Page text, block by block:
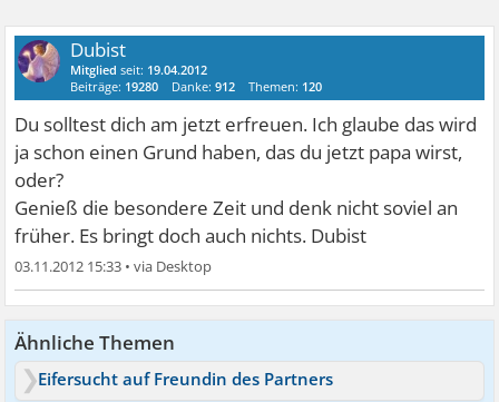
Dubist
Mitglied seit: 19.04.2012
Beiträge: 19280 Danke:912 Themen: 120
Du solltest dich am jetzt erfreuen. Ich glaube das wird
ja schon einen Grund haben, das du jetzt papa wirst,
oder?
Genieß die besondere Zeit und denk nicht soviel an
früher. Es bringt doch auch nichts. Dubist
03.11.2012 15:33 •
Ähnliche Themen
Eifersucht auf Freundin des Partners